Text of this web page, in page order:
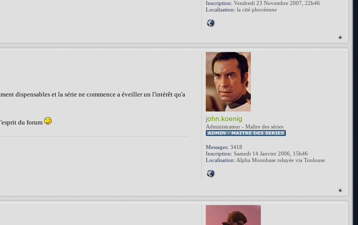
Inscription: Vendredi 23 Novembre 2007, 22h46
Localisation: la cité phocéenne
dispensables et la série ne commence a éveiller un l'intérêt qu'a
du forum john.koenig
Administrateur - Maître des séries
Messages: 3418
Inscription: Samedi 14 Janvier 2006, 15h46
Localisation: Alpha Moonbase relayée via Toulouse